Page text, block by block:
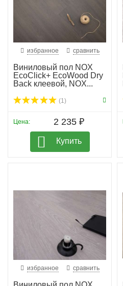
избранное сравнить
Виниловый пол NOX
EcoClick+ EcoWood Dry
Back клеевой, NOX...
(1)
Цена: 2 235 ₽
Купить
избранное сравнить